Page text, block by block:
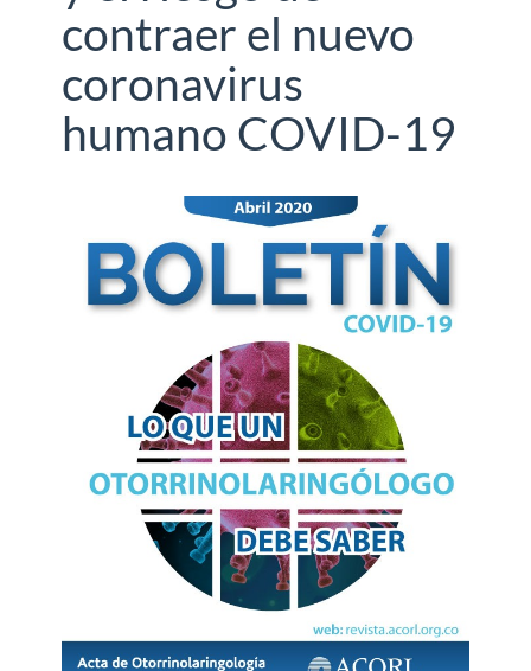
contraer el nuevo
coronavirus
humano COVID-19
lateral
del